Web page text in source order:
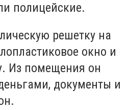
полицейские.
решетку на
окно и
Из помещения он
документы и